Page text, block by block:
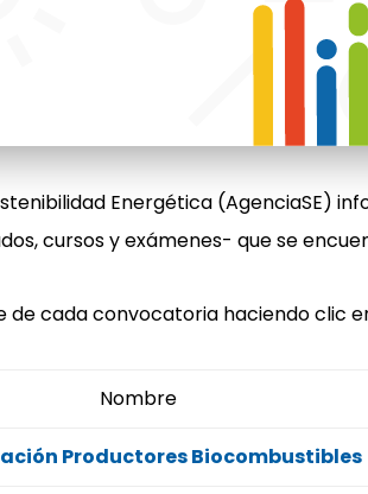
Energética (AgenciaSE)
cursos y exámenes- que se
de cada convocatoria haciendo clic
Nombre
Productores Biocombustibles